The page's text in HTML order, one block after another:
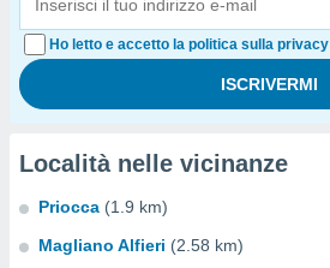
Ho letto e accetto la politica sulla privacy
Località nelle vicinanze
Priocca (1.9 km)
Magliano Alfieri (2.58 km)